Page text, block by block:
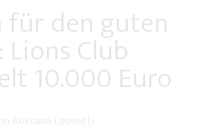
für den guten
Lions Club
10.000 Euro